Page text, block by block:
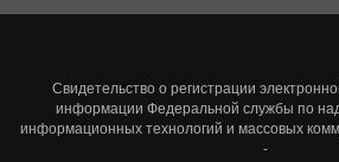
Свидетельство о регистрации
информации Федеральной службы по
информационных технологий и массовых
-